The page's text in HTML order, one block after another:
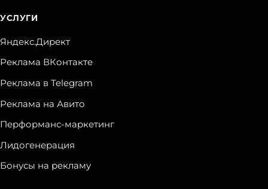
УСЛУГИ
Яндекс.Директ
Реклама ВКонтакте
Реклама в Telegram
Реклама на Авито
Перформанс-маркетинг
Лидогенерация
Бонусы на рекламу